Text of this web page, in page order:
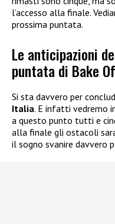
l’accesso alla finale.
prossima puntata.
Le anticipazioni
puntata di Bake
Si sta davvero per
Italia. E infatti vedremo
a questo punto tutti e
alla finale gli ostacoli
il sogno svanire davvero